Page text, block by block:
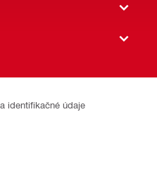
identifikačné údaje